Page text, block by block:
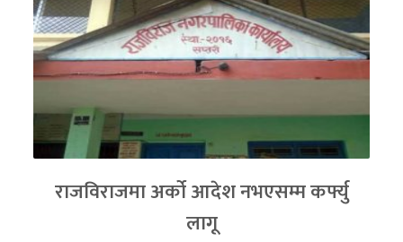
राजविराजमा अर्को आदेश नभएसम्म कर्फ्यु
लागू